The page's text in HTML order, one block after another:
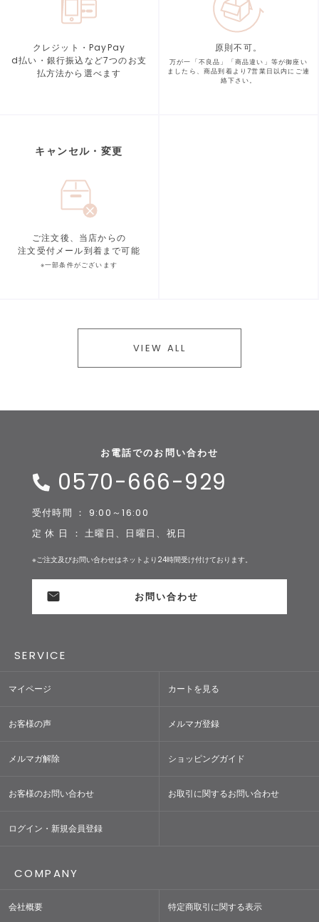
クレジット・PayPay
d払い・銀行振込など7つのお支
払方法から選べます
原則不可。
万が一「不良品」「商品違い」等が御座い
ましたら、商品到着より7営業日以内にご連
絡下さい。
キャンセル・変更
ご注文後、当店からの
注文受付メール到着まで可能
※一部条件がございます
VIEW ALL
お電話でのお問い合わせ
0570-666-929
受付時間 ： 9:00～16:00
定 休 日 ： 土曜日、日曜日、祝日
※ご注文及びお問い合わせはネットより24時間受け付けております。
お問い合わせ
SERVICE
マイページ カートを見る
お客様の声 メルマガ登録
メルマガ解除 ショッピングガイド
お客様のお問い合わせ お取引に関するお問い合わせ
ログイン・新規会員登録
COMPANY
会社概要 特定商取引に関する表示